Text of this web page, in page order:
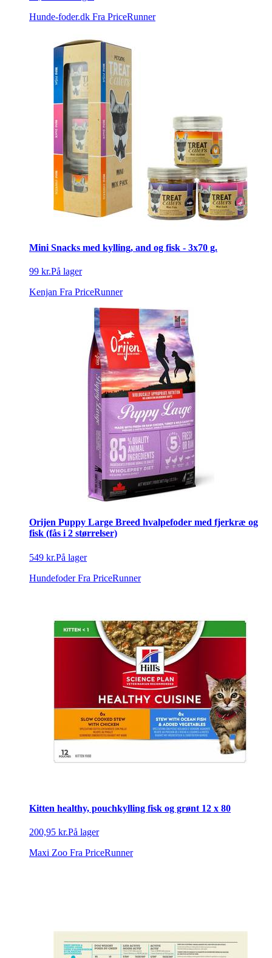
Hunde-foder.dk Fra PriceRunner
Mini Snacks med kylling, and og fisk - 3x70 g.
99 kr.På lager
Kenjan Fra PriceRunner
Orijen Puppy Large Breed hvalpefoder med fjerkræ og
fisk (fås i 2 størrelser)
549 kr.På lager
Hundefoder Fra PriceRunner
Kitten healthy, pouchkylling fisk og grønt 12 x 80
200,95 kr.På lager
Maxi Zoo Fra PriceRunner